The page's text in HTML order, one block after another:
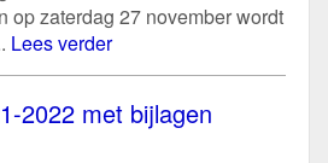
op zaterdag 27 november wordt
Lees verder
2022 met bijlagen